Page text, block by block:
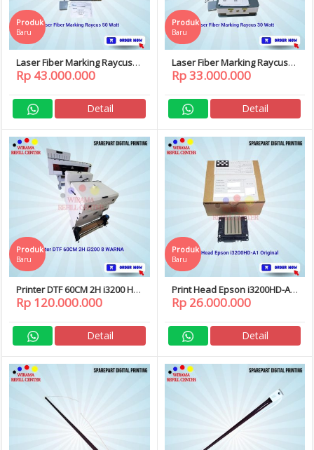
Laser Fiber Marking Raycus
50 Watt
Produk
Baru
Rp 43.000.000
Detail
Laser Fiber Marking Raycus
30 Watt
Produk
Baru
Rp 33.000.000
Detail
Printer DTF 60CM 2H i3200 HD
8 WARNA dan Curing
Produk
Baru
Rp 120.000.000
Detail
Print Head Epson i3200HD-A1
i3200 HD A1 Original
Printhead DTF / SUBLIM
Produk
Baru
Rp 26.000.000
Detail